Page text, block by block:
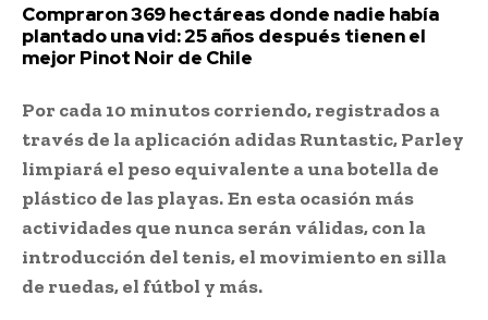
Compraron 369 hectáreas donde nadie había
plantado una vid: 25 años después tienen el
mejor Pinot Noir de Chile
Por cada 10 minutos corriendo, registrados a
través de la aplicación adidas Runtastic, Parley
limpiará el peso equivalente a una botella de
plástico de las playas.En esta ocasión más
actividades que nunca serán válidas, con la
introducción del tenis, el movimiento en silla
de ruedas, el fútbol y más.